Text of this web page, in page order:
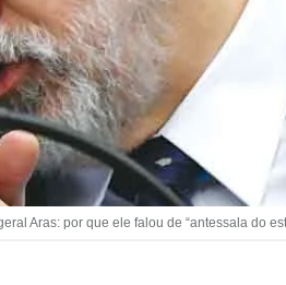
Aras: por que ele falou de “antessala do